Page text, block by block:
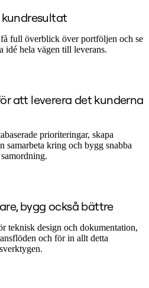
Services
och drift
arbetssätt
och servicedesign
full överblick över portföljen och se
idé hela vägen till leverans.
att leverera det kunderna
prioriteringar, skapa
samarbeta kring och bygg snabba
bygg också bättre
teknisk design och dokumentation,
och för in allt detta